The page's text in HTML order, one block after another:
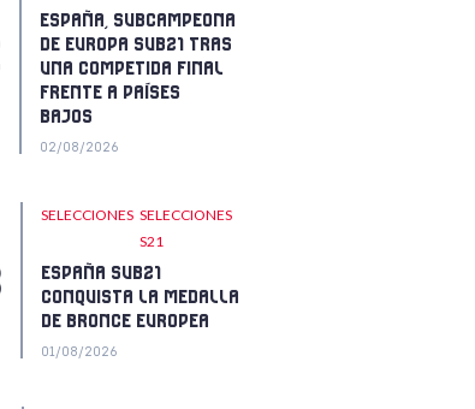
ESPAÑA, SUBCAMPEONA
DE EUROPA SUB21 TRAS
UNA COMPETIDA FINAL
FRENTE A PAÍSES
BAJOS
02/08/2026
SELECCIONES SELECCIONES
S21
ESPAÑA SUB21
CONQUISTA LA MEDALLA
DE BRONCE EUROPEA
01/08/2026